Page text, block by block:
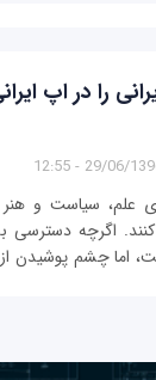
را در اپ
29/06/1396 -
علم، سیاست و هنر
اگرچه دسترسی
اما چشم پوشیدن